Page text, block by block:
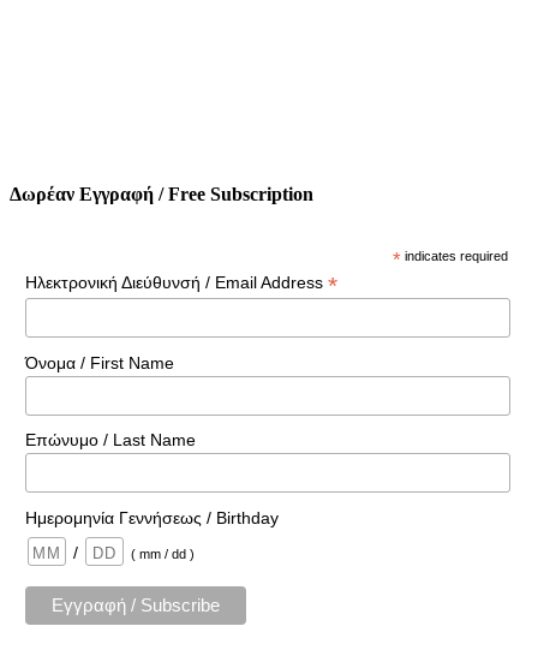
Δωρέαν Εγγραφή / Free Subscription
* indicates required
Ηλεκτρονική Διεύθυνσή / Email Address *
Όνομα / First Name
Επώνυμο / Last Name
Ημερομηνία Γεννήσεως / Birthday
/
( mm / dd )